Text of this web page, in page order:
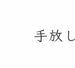
手放